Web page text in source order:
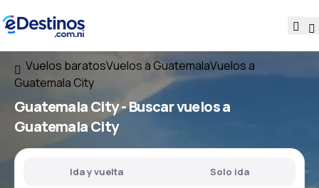
Vuelos baratosVuelos a GuatemalaVuelos a
Guatemala City
Guatemala City - Buscar vuelos a
Guatemala City
Ida y vuelta Solo ida